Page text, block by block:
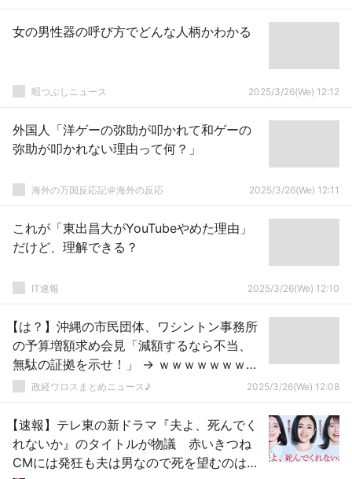
女の男性器の呼び方でどんな人柄かわかる
暇つぶしニュース 2025/3/26(We) 12:12
外国人「洋ゲーの弥助が叩かれて和ゲーの
弥助が叩かれない理由って何？」
海外の万国反応記＠海外の反応 2025/3/26(We) 12:11
これが「東出昌大がYouTubeやめた理由」
だけど、理解できる？
IT速報 2025/3/26(We) 12:10
【は？】沖縄の市民団体、ワシントン事務所
の予算増額求め会見「減額するなら不当、
無駄の証拠を示せ！」 → ｗｗｗｗｗｗｗｗ
ｗｗｗｗｗｗｗｗｗｗｗｗｗｗｗ
政経ワロスまとめニュース♪ 2025/3/26(We) 12:08
【速報】テレ東の新ドラマ『夫よ、死んでく
れないか』のタイトルが物議 赤いきつね
CMには発狂も夫は男なので死を望むのはセ